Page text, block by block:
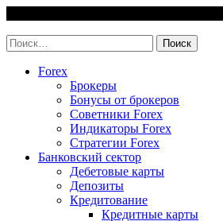
content
Найти:
Forex
Брокеры
Бонусы от брокеров
Советники Forex
Индикаторы Forex
Стратегии Forex
Банковский сектор
Дебетовые карты
Депозиты
Кредитование
Кредитные карты